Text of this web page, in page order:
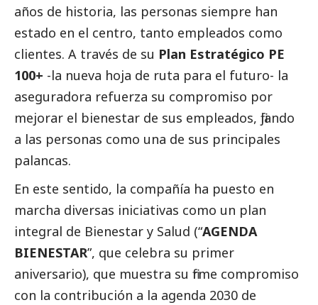
años de historia, las personas siempre han
estado en el centro, tanto empleados como
clientes. A través de su Plan Estratégico PE
100+ -la nueva hoja de ruta para el futuro- la
aseguradora refuerza su compromiso por
mejorar el bienestar de sus empleados, fijando
a las personas como una de sus principales
palancas.
En este sentido, la compañía ha puesto en
marcha diversas iniciativas como un plan
integral de Bienestar y Salud (“AGENDA
BIENESTAR”, que celebra su primer
aniversario), que muestra su firme compromiso
con la contribución a la agenda 2030 de